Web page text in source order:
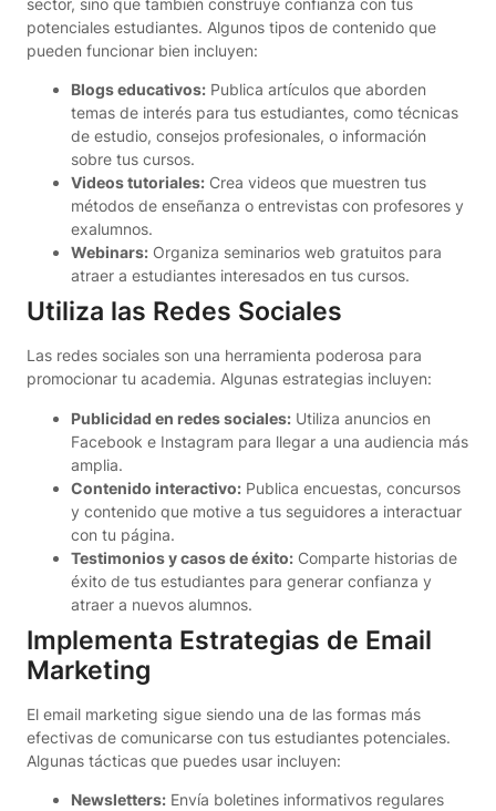
potenciales estudiantes. Algunos tipos de contenido que
pueden funcionar bien incluyen:
Blogs educativos: Publica artículos que aborden
temas de interés para tus estudiantes, como técnicas
de estudio, consejos profesionales, o información
sobre tus cursos.
Videos tutoriales: Crea videos que muestren tus
métodos de enseñanza o entrevistas con profesores y
exalumnos.
Webinars: Organiza seminarios web gratuitos para
atraer a estudiantes interesados en tus cursos.
Utiliza las Redes Sociales
Las redes sociales son una herramienta poderosa para
promocionar tu academia. Algunas estrategias incluyen:
Publicidad en redes sociales: Utiliza anuncios en
Facebook e Instagram para llegar a una audiencia más
amplia.
Contenido interactivo: Publica encuestas, concursos
y contenido que motive a tus seguidores a interactuar
con tu página.
Testimonios y casos de éxito: Comparte historias de
éxito de tus estudiantes para generar confianza y
atraer a nuevos alumnos.
Implementa Estrategias de Email
Marketing
El email marketing sigue siendo una de las formas más
efectivas de comunicarse con tus estudiantes potenciales.
Algunas tácticas que puedes usar incluyen:
Newsletters: Envía boletines informativos regulares